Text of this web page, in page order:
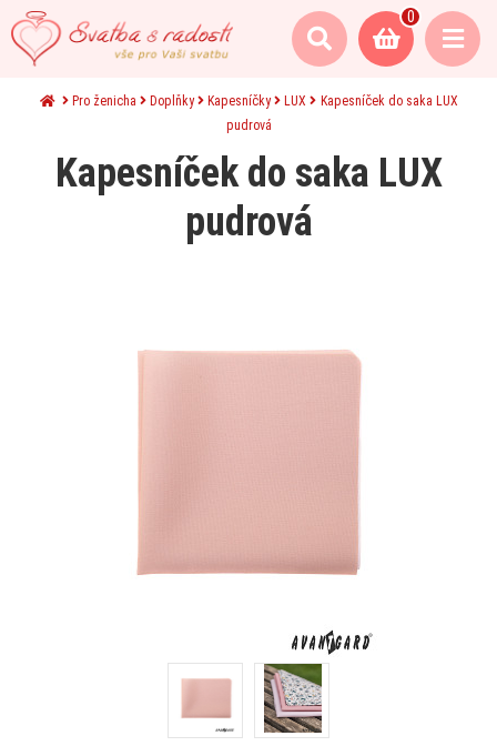
0
Pro ženicha Doplňky Kapesníčky LUX
Kapesníček do saka LUX
pudrová
Kapesníček do saka LUX
pudrová